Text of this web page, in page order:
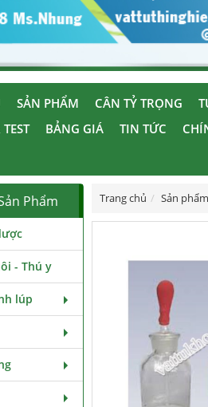
SẢN PHẨM CÂN TỶ TRỌNG
BẢNG GIÁ TIN TỨC
Trang chủ Sản phẩm
Phẩm
- Thú y
lúp